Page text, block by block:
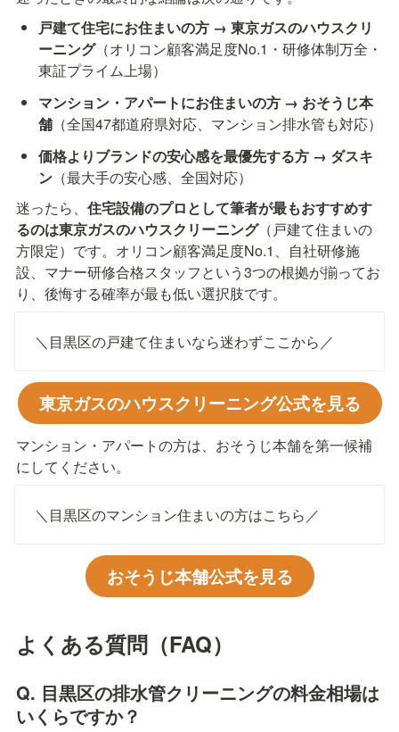
戸建て住宅にお住まいの方 → 東京ガスのハウスクリ
ーニング（オリコン顧客満足度No.1・研修体制万全・
東証プライム上場）
マンション・アパートにお住まいの方 → おそうじ本
舗 （全国47都道府県対応、マンション排水管も対応）
価格よりブランドの安心感を最優先する方 → ダスキ
ン （最大手の安心感、全国対応）
迷ったら、 住宅設備のプロとして筆者が最もおすすめす
るのは東京ガスのハウスクリーニング（戸建て住まいの
方限定）です。オリコン顧客満足度No.1、自社研修施
設、マナー研修合格スタッフという3つの根拠が揃ってお
り、後悔する確率が最も低い選択肢です。
＼目黒区の戸建て住まいなら迷わずここから／
東京ガスのハウスクリーニング公式を見る
マンション・アパートの方は、おそうじ本舗を第一候補
にしてください。
＼目黒区のマンション住まいの方はこちら／
おそうじ本舗公式を見る
よくある質問（FAQ）
Q. 目黒区の排水管クリーニングの料金相場は
いくらですか？